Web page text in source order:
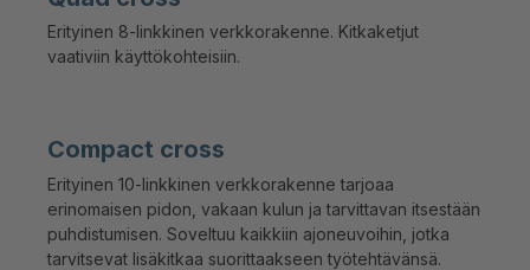
Erityinen 8-linkkinen verkkorakenne. Kitkaketjut
vaativiin käyttökohteisiin.
Compact cross
Erityinen 10-linkkinen verkkorakenne tarjoaa
erinomaisen pidon, vakaan kulun ja tarvittavan itsestään
puhdistumisen. Soveltuu kaikkiin ajoneuvoihin, jotka
tarvitsevat lisäkitkaa suorittaakseen työtehtävänsä.